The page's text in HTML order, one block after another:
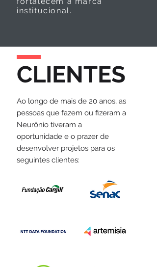
institucional.
CLIENTES
Ao longo de mais de 20 anos, as
pessoas que fazem ou fizeram a
Neurônio tiveram a
oportunidade e o prazer de
desenvolver projetos para os
seguintes clientes: